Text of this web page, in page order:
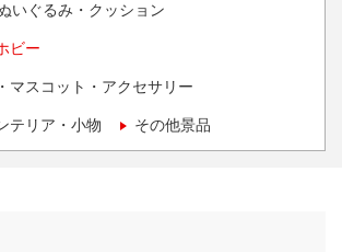
いぐるみ・クッション
ビー
マスコット・アクセサリー
テリア・小物 その他景品